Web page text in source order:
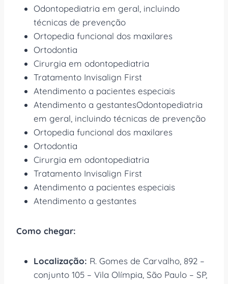
Odontopediatria em geral, incluindo
técnicas de prevenção
Ortopedia funcional dos maxilares
Ortodontia
Cirurgia em odontopediatria
Tratamento Invisalign First
Atendimento a pacientes especiais
Atendimento a gestantesOdontopediatria
em geral, incluindo técnicas de prevenção
Ortopedia funcional dos maxilares
Ortodontia
Cirurgia em odontopediatria
Tratamento Invisalign First
Atendimento a pacientes especiais
Atendimento a gestantes
Como chegar:
Localização: R. Gomes de Carvalho, 892 –
conjunto 105 – Vila Olímpia, São Paulo – SP,